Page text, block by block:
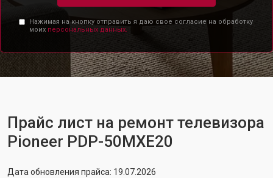
Нажимая на кнопку отправить я даю свое согласие на обработку
моих персональных данных.
Прайс лист на ремонт телевизора
Pioneer PDP-50MXE20
Дата обновления прайса: 19.07.2026